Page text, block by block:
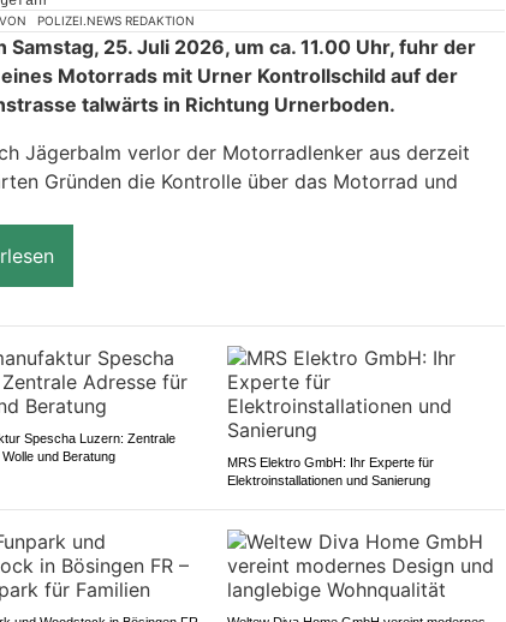
VON POLIZEI.NEWS REDAKTION
Samstag, 25. Juli 2026, um ca. 11.00 Uhr, fuhr der
Motorrads mit Urner Kontrollschild auf der
talwärts in Richtung Urnerboden.
Jägerbalm verlor der Motorradlenker aus derzeit
Gründen die Kontrolle über das Motorrad und
Spescha Luzern: Zentrale
und Beratung
MRS Elektro GmbH: Ihr Experte für
Elektroinstallationen und Sanierung